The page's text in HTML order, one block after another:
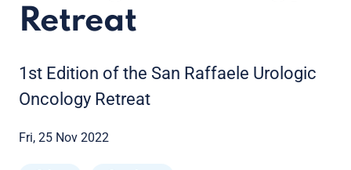
Retreat
1st Edition of the San Raffaele Urologic
Oncology Retreat
Fri, 25 Nov 2022